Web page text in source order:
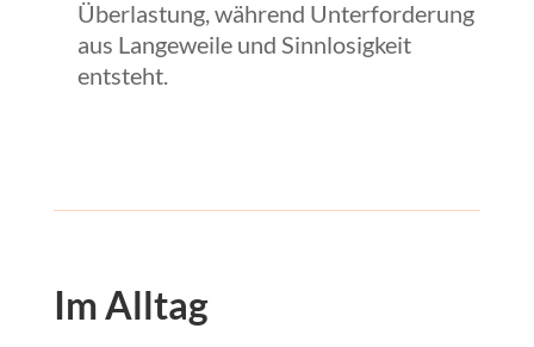
Überlastung, während Unterforderung
aus Langeweile und Sinnlosigkeit
entsteht.
Im Alltag